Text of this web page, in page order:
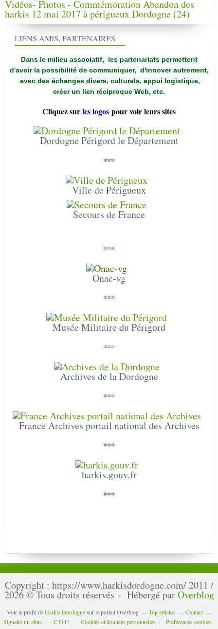
Vidéos- Photos - Commémoration Abandon des
harkis 12 mai 2017 à périgueux Dordogne (24)
LIENS AMIS, PARTENAIRES
Dans le milieu associatif, les partenariats permettent
d'avoir la possibilité de communiquer, d'innover autrement,
avec des échanges divers, culturels, appui logistique,
créer un lien réciproque Web, etc.
Cliquez surles logos pour voir leurs sites
Dordogne Périgord le Département
***
Ville de Périgueux
Secours de France
***
Onac-vg
***
Musée Militaire du Périgord
***
Archives de la Dordogne
***
France Archives portail national des Archives
***
harkis.gouv.fr
***
Copyright : https://www.harkisdordogne.com/ 2011 /
2026 © Tous droits réservés - Hébergé parOverblog
Voir le profil deHarkis Dordognesur le portail Overblog Top articles
Contact
Signaler un abus
C.G.U. Cookies et données personnelles Préférences cookies